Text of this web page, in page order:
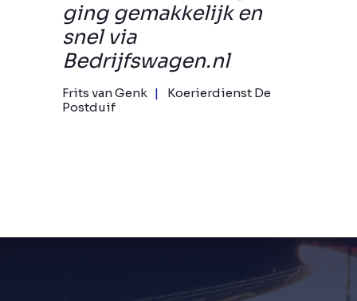
ging gemakkelijk en
snel via
Bedrijfswagen.nl
Frits van Genk
Koerierdienst De
Postduif